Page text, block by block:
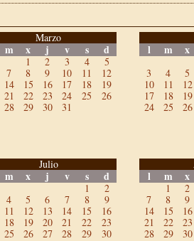
Marzo
m x j v s d
1 2 3 4
5
7 8 9 10 11
12
14 15 16 17 18
19
21 22 23 24 25
26
28 29 30 31
l m x
3
4 5
10
11 12
17
18 19
24
25 26
Julio
m x j v s d
1
2
4 5 6 7 8
9
11 12 13 14 15
16
18 19 20 21 22
23
25 26 27 28 29
30
l m x
1 2
7
8 9
14
15 16
21
22 23
28
29 30